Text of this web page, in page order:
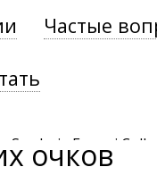
Частые
очков